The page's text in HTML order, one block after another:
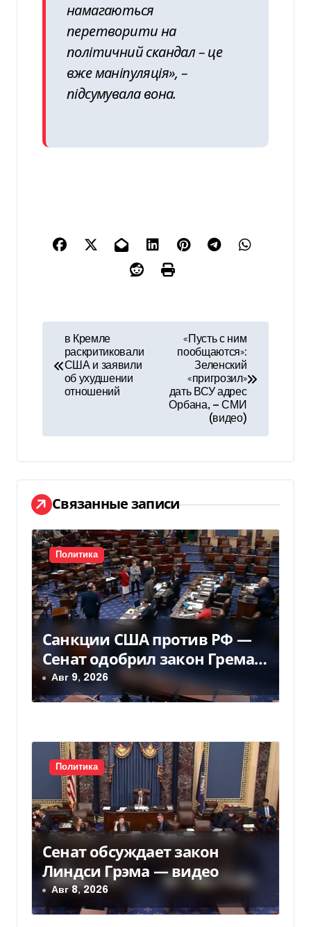
намагаються
перетворити на
політичний скандал – це
вже маніпуляція», –
підсумувала вона.
а
ц
и
я
п
о
з
а
п
и
с
я
м
в Кремле
раскритиковали
США и заявили
об ухудшении
отношений
«Пусть с ним
пообщаются»:
Зеленский
«пригрозил»
дать ВСУ адрес
Орбана, — СМИ
(видео)
Связанные записи
Политика
Санкции США против РФ —
Сенат одобрил закон Грема
— Фокус
Авг 9, 2026
Политика
Сенат обсуждает закон
Линдси Грэма — видео
Авг 8, 2026